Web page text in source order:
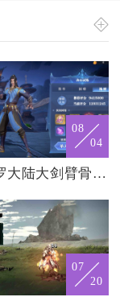
08
04
得到斗罗大陆大剑臂骨的途径是什么
07
20